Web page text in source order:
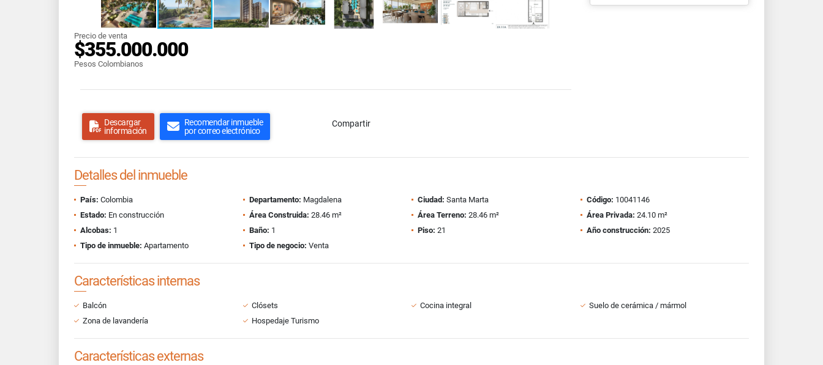
Precio de venta
$355.000.000
Pesos Colombianos
Descargar
información
Recomendar inmueble
por correo electrónico
Compartir
Detalles del inmueble
País: Colombia Departamento: Magdalena Ciudad: Santa Marta Código: 10041146
Estado: En construcción Área Construida: 28.46 m² Área Terreno: 28.46 m² Área Privada: 24.10 m²
Alcobas: 1 Baño: 1 Piso: 21 Año construcción: 2025
Tipo de inmueble: Apartamento Tipo de negocio: Venta
Características internas
Balcón Clósets Cocina integral
Suelo de cerámica / mármol
Zona de lavandería
Hospedaje Turismo
Características externas